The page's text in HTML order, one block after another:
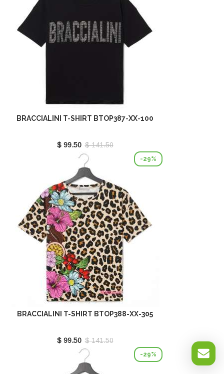
BRACCIALINI T-SHIRT BTOP387-XX-100
$ 99.50 $ 141.50
-29%
BRACCIALINI T-SHIRT BTOP388-XX-305
$ 99.50 $ 141.50
-29%